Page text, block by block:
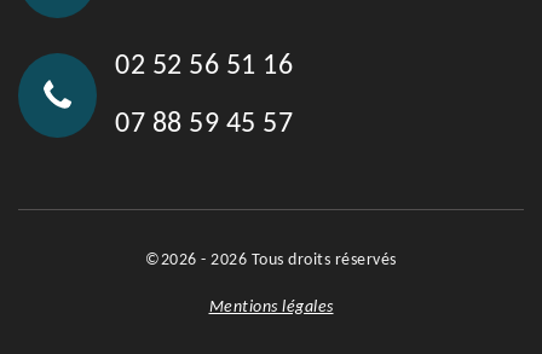
02 52 56 51 16
07 88 59 45 57
©2026 - 2026 Tous droits réservés
Mentions légales